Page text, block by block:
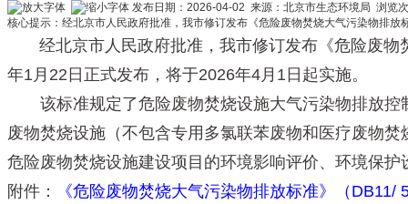
发布日期：2026-04-02 来源：北京市生态环境局 浏览
核心提示：经北京市人民政府批准，我市修订发布《危险废物焚烧大气污染物排
经北京市人民政府批准，我市修订发布《危险废物
年1月22日正式发布，将于2026年4月1日起实施。
该标准规定了危险废物焚烧设施大气污染物排放控
废物焚烧设施（不包含专用多氯联苯废物和医疗废物
危险废物焚烧设施建设项目的环境影响评价、环境保
附件：
《危险废物焚烧大气污染物排放标准》（